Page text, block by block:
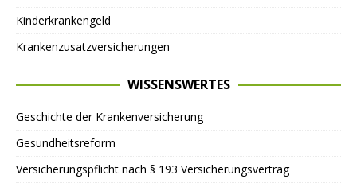
Kinderkrankengeld
Krankenzusatzversicherungen
WISSENSWERTES
Geschichte der Krankenversicherung
Gesundheitsreform
Versicherungspflicht nach § 193 Versicherungsvertrag